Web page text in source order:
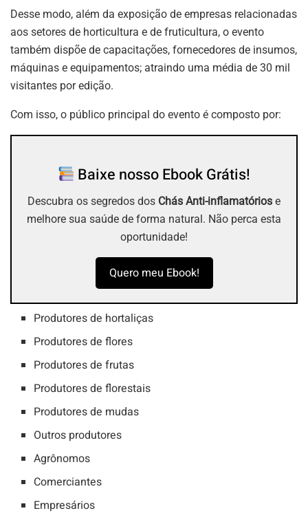
Desse modo, além da exposição de empresas relacionadas
aos setores de horticultura e de fruticultura, o evento
também dispõe de capacitações, fornecedores de insumos,
máquinas e equipamentos; atraindo uma média de 30 mil
visitantes por edição.
Com isso, o público principal do evento é composto por:
Baixe nosso Ebook Grátis!
Descubra os segredos dos Chás Anti-inflamatórios e
melhore sua saúde de forma natural. Não perca esta
oportunidade!
Quero meu Ebook!
Produtores de hortaliças
Produtores de flores
Produtores de frutas
Produtores de florestais
Produtores de mudas
Outros produtores
Agrônomos
Comerciantes
Empresários